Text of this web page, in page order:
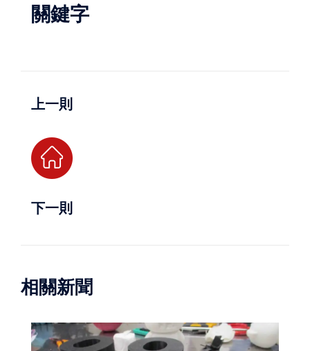
關鍵字
上一則
下一則
相關新聞